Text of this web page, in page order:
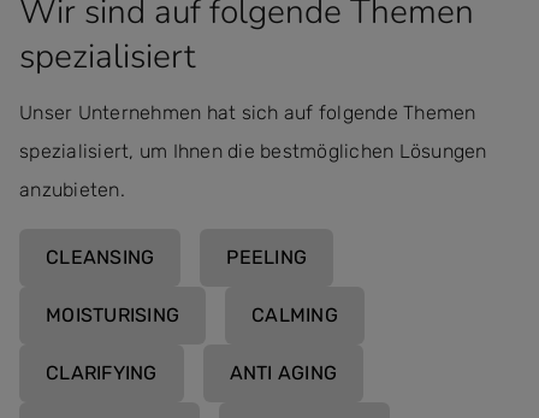
Wir sind auf folgende Themen
spezialisiert
Unser Unternehmen hat sich auf folgende Themen
spezialisiert, um Ihnen die bestmöglichen Lösungen
anzubieten.
CLEANSING PEELING
MOISTURISING CALMING
CLARIFYING ANTI AGING